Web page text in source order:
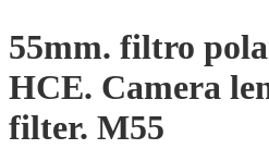
55mm. filtro
HCE. Camera
filter. M55